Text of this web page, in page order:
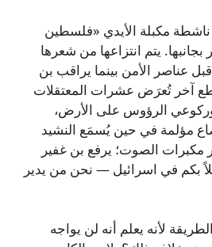
مكبلة الأيدي «فلسطين
يتم انتزاعها من شعرها
عناصر الأمن بينما يراقب بن
آخر تُعرَض عشرات المعتقلات
الرؤوس على الأرض،
مؤلمة في حين يُسمَع النشيد
مكبرات الصوت؛ يرفع بن غفير
بكم في اسرائيل — نحن من يدير
لأنه يعلم أنه لن يواجه